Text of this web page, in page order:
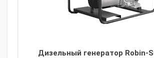
Дизельный генератор Robin-